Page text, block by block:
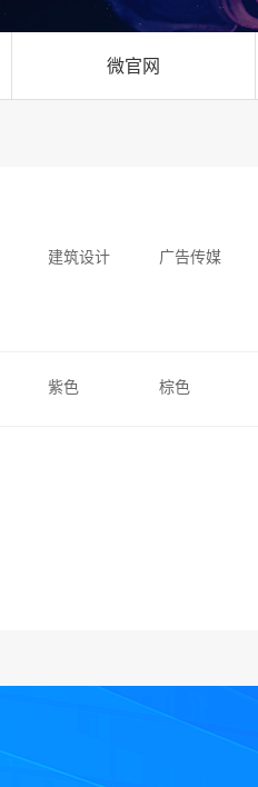
微官网
建筑设计 广告传媒
紫色 棕色